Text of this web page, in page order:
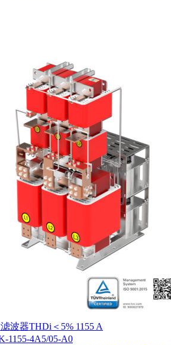
波器THDi＜5% 1155 A
1155-4A5/05-A0